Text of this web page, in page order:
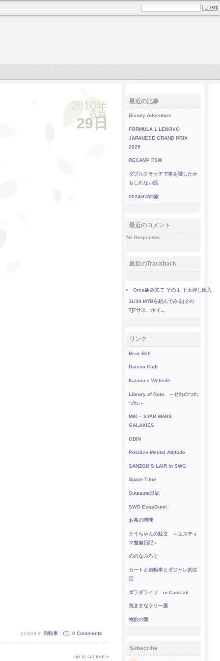
2010年
6月
29日
posted in 自転車 | 0 Comments
up to content »
最近の記事
Disney Adventure
FORMULA 1 LENOVO
JAPANESE GRAND PRIX
2025
RECAMP FSW
ダブルクラッチで車を壊したか
もしれない話
2024GWの旅
最近のコメント
No Responses.
最近のTrackback
Orca組み立て その１ 下玉押し圧入
11/30 MTBを組んでみる[その
7]Fサス、ホイ...
リンク
Bear Bell
Daicon Club
Katana’s Website
Library of Roto ～せれのつれ
づれ～
MIK – STAR WARS
GALAXIES
ODIN
Positive Mental Attitude
SANZON’S LAIR in SWG
Spare Time
Sutasuta日記
SWG EspaGumi
お茶の時間
とうちゃんの駄文 ～エスティ
マ整備日記～
ののなぶろぐ
カートと自転車とダジャレ的生
活
ダラダライフ in Cocktail
気ままなラリー屋
物欲の園
Subscribe